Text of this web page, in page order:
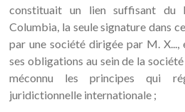
constituait un lien suffisant
Columbia, la seule signature dans
par une société dirigée par M.
ses obligations au sein de la
méconnu les principes qui
juridictionnelle internationale ;